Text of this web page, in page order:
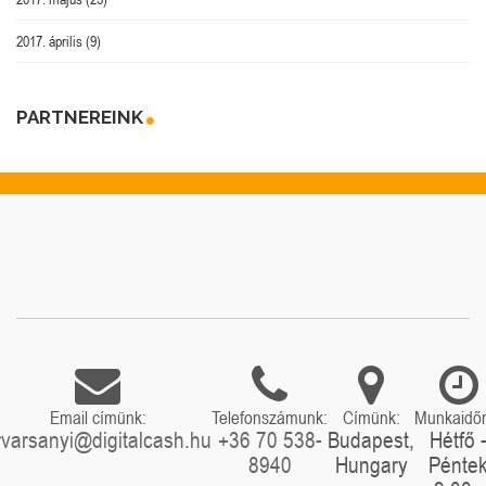
2017. április(9)
PARTNEREINK
Email címünk: Telefonszámunk:
+36 70 538-
8940
Címünk:
Budapest,
Hungary
Hétfő -